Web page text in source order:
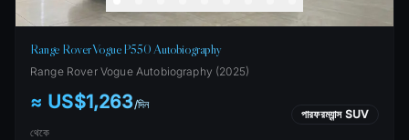
Range Rover Vogue P550 Autobiography
Range Rover Vogue Autobiography (2025)
≈ US$1,263/দিন
থেকে
পারফরম্যান্স SUV